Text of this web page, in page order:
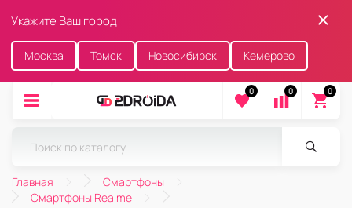
Укажите Ваш город
Москва Томск Новосибирск Кемерово
0 0 0
Главная
Смартфоны
Смартфоны Realme